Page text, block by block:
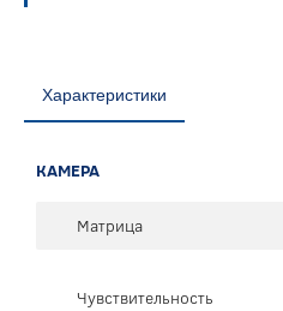
Характеристики
КАМЕРА
Матрица
Чувствительность